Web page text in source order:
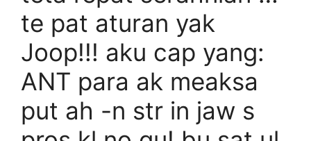
te pat aturan yak
Joop!!! aku cap yang:
ANT para ak meaksa
put ah -n str in jaw s